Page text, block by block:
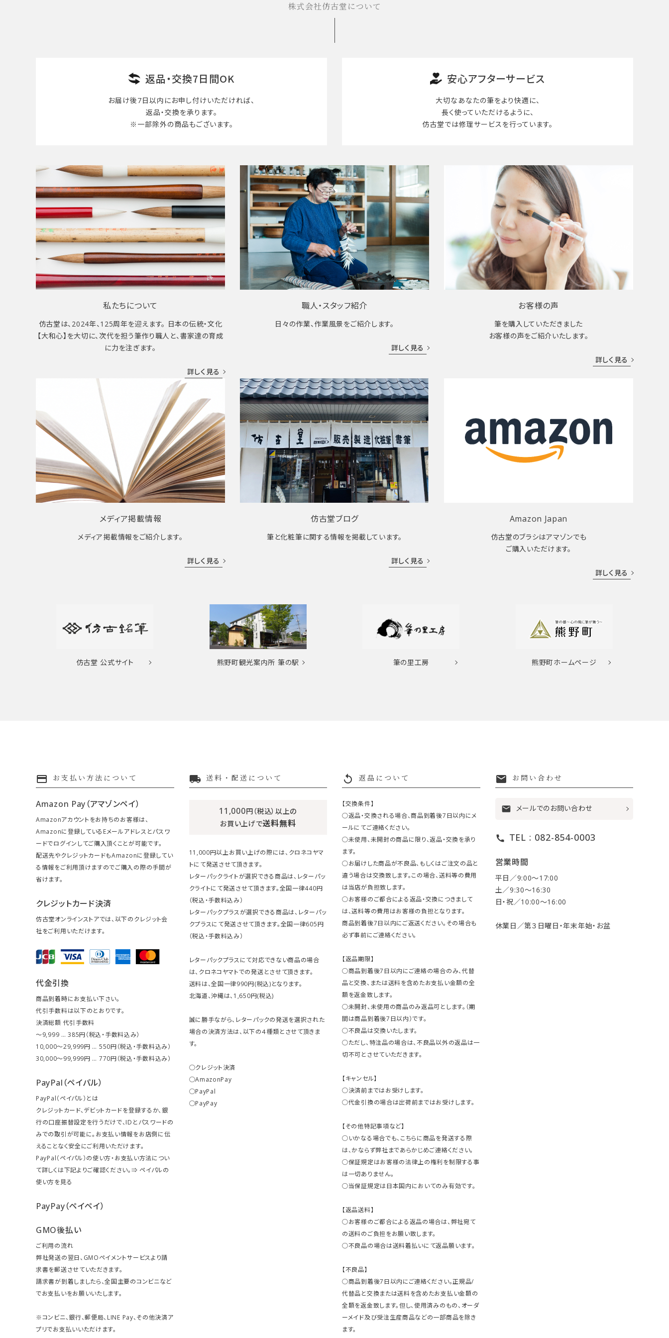
株式会社仿古堂について
返品・交換7日間OK
お届け後7日以内にお申し付けいただければ、
返品・交換を承ります。
※一部除外の商品もございます。
安心アフターサービス
大切なあなたの筆をより快適に、
長く使って いただけるように、
仿古堂では修理サービスを行っています。
私たちについて
仿古堂は、2024年、125周年を迎えます。 日本の伝統・文化
【大和心】を大切に、次代を担う筆作り職人と、書家達の育成
に力を注ぎます。
詳しく見る
職人・スタッフ紹介
日々の作業、作業風景をご紹介します。
詳しく見る
お客様の声
筆を購入していただきました
お客様の声をご紹介いたします。
詳しく見る
メディア掲載情報
メディア掲載情報をご紹介します。
詳しく見る
仿古堂ブログ
筆と化粧筆に関する情報を掲載しています。
詳しく見る
Amazon Japan
仿古堂のブラシはアマゾンでも
ご購入いただけます。
詳しく見る
仿古堂 公式サイト 熊野町観光案内所 筆の駅 筆の里工房 熊野町ホームページ
payment お支払い方法について
Amazon Pay（アマゾンペイ）
Amazonアカウントをお持ちのお客様は、
Amazonに登録しているEメールアドレスとパスワ
ードでログインしてご購入頂くことが可能です。
配送先やクレジットカードもAmazonに登録してい
る情報をご利用頂けますのでご購入の際の手間が
省けます。
クレジットカード決済
仿古堂オンラインストアでは、以下のクレジット会
社をご利用いただけます。
代金引換
商品到着時にお支払い下さい。
代引手数料は以下のとおりです。
決済総額 代引手数料
～9,999 … 385円（税込・手数料込み）
10,000～29,999円 … 550円（税込・手数料込み）
30,000～99,999円 … 770円（税込・手数料込み）
PayPal（ペイパル）
PayPal（ペイパル）とは
クレジットカード、デビットカードを登録するか、銀
行の口座振替設定を行うだけで、IDとパスワードの
みでの取引が可能に。お支払い情報をお店側に伝
えることなく安全にご利用いただけます。
PayPal（ペイパル）の使い方・お支払い方法につい
て詳しくは下記よりご確認ください。⇒ ペイパルの
使い方を見る
PayPay（ペイペイ）
GMO後払い
ご利用の流れ
弊社発送の翌日、GMOペイメントサービスより請
求書を郵送させていただきます。
請求書が到着しましたら、全国主要のコンビニなど
でお支払いをお願いいたします。
※コンビニ、銀行、郵便局、LINE Pay、その他決済ア
プリでお支払いいただけます。
local_shipping 送料・配送について
11,000円（税込）以上の
お買い上げで送料無料
11,000円以上お買い上げの際には、クロネコヤマ
トにて発送させて頂きます。
レターパックライトが選択できる商品は、レターパッ
クライトにて発送させて頂きます。全国一律440円
（税込・手数料込み）
レターパックプラスが選択できる商品は、レターパッ
クプラスにて発送させて頂きます。全国一律605円
（税込・手数料込み）
レターパックプラスにて対応できない商品の場合
は、クロネコヤマトでの発送とさせて頂きます。
送料は、全国一律990円(税込)となります。
北海道、沖縄は、1,650円(税込)
誠に勝手ながら、レターパックの発送を選択された
場合の決済方法は、以下の４種類とさせて頂きま
す。
○クレジット決済
○AmazonPay
○PayPal
○PayPay
replay 返品について
【交換条件】
○返品・交換される場合、商品到着後7日以内にメ
ールにてご連絡ください。
○未使用、未開封の商品に限り、返品・交換を承り
ます。
○お届けした商品が不良品、もしくはご注文の品と
違う場合は交換致します。この場合、送料等の費用
は当店が負担致します。
○お客様のご都合による返品・交換につきまして
は、送料等の費用はお客様の負担となります。
商品到着後7日以内にご返送ください。その場合も
必ず事前にご連絡ください。
【返品期限】
○商品到着後7日以内にご連絡の場合のみ、代替
品と交換、または送料を含めたお支払い金額の全
額を返金致します。
○未開封、未使用の商品のみ返品可とします。（期
間は商品到着後7日以内）です。
○不良品は交換いたします。
○ただし、特注品の場合は、不良品以外の返品は一
切不可とさせていただきます。
【キャンセル】
○決済前まではお受けします。
○代金引換の場合は出荷前まではお受けします。
【その他特記事項など】
○いかなる場合でも、こちらに商品を発送する際
は、かならず弊社まであらかじめご連絡ください。
○保証規定はお客様の法律上の権利を制限する事
は一切ありません。
○当保証規定は日本国内においてのみ有効です。
【返品送料】
○お客様のご都合による返品の場合は、弊社宛て
の送料のご負担をお願い致します。
○不良品の場合は送料着払いにて返品願います。
【不良品】
○商品到着後7日以内にご連絡ください。正規品/
代替品と交換または送料を含めたお支払い金額の
全額を返金致します。但し、使用済みのもの、オーダ
ーメイド及び受注生産商品などの一部商品を除き
ます。
mail お問い合わせ
mail メールでのお問い合わせ
call TEL : 082-854-0003
営業時間
平日／9:00〜17:00
土／9:30〜16:30
日・祝／10:00〜16:00
休業日／第３日曜日・年末年始・お盆